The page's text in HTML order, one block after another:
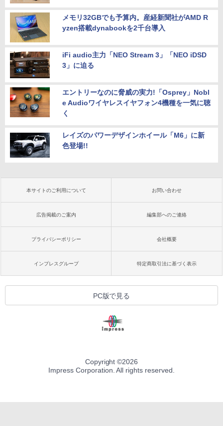
メモリ32GBでも予算内。産経新聞社がAMD R
yzen搭載dynabookを2千台導入
iFi audio主力「NEO Stream 3」「NEO iDSD
3」に迫る
エントリーなのに脅威の実力!「Osprey」Nobl
e Audioワイヤレスイヤフォン4機種を一気に聴
く
レイズのパワーデザインホイール「M6」に新
色登場!!
本サイトのご利用について お問い合わせ
広告掲載のご案内 編集部へのご連絡
プライバシーポリシー 会社概要
インプレスグループ 特定商取引法に基づく表示
PC版で見る
Copyright ©2026
Impress Corporation. All rights reserved.